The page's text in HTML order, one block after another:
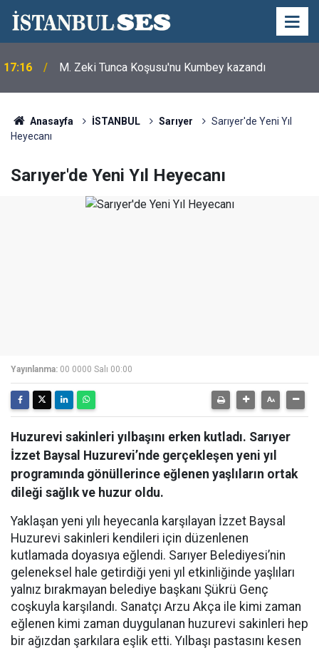
17:16 M. Zeki Tunca Koşusu'nu Kumbey kazandı
Anasayfa İSTANBUL Sarıyer
Sarıyer'de Yeni Yıl
Heyecanı
Sarıyer'de Yeni Yıl Heyecanı
Yayınlanma: 00 0000 Salı 00:00
Huzurevi sakinleri yılbaşını erken kutladı. Sarıyer
İzzet Baysal Huzurevi’nde gerçekleşen yeni yıl
programında gönüllerince eğlenen yaşlıların ortak
dileği sağlık ve huzur oldu.
Yaklaşan yeni yılı heyecanla karşılayan İzzet Baysal
Huzurevi sakinleri kendileri için düzenlenen
kutlamada doyasıya eğlendi. Sarıyer Belediyesi’nin
geleneksel hale getirdiği yeni yıl etkinliğinde yaşlıları
yalnız bırakmayan belediye başkanı Şükrü Genç
coşkuyla karşılandı. Sanatçı Arzu Akça ile kimi zaman
eğlenen kimi zaman duygulanan huzurevi sakinleri hep
bir ağızdan şarkılara eşlik etti. Yılbaşı pastasını kesen